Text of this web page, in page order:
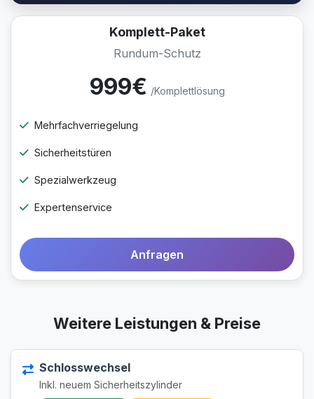
Komplett-Paket
Rundum-Schutz
999€ /Komplettlösung
Mehrfachverriegelung
Sicherheitstüren
Spezialwerkzeug
Expertenservice
Anfragen
Weitere Leistungen & Preise
Schlosswechsel
Inkl. neuem Sicherheitszylinder